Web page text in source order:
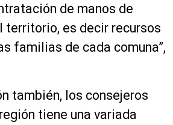
de manos de
territorio, es decir recursos
familias de cada comuna”,
también, los consejeros
tiene una variada